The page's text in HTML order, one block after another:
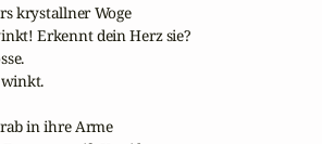
krystallner Woge
Erkennt dein Herz sie?
winkt.
in ihre Arme